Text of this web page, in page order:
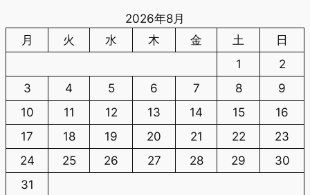
2026年8月
月
火 水 木 金 土
日
1
2
3
4 5 6 7 8
9
10
11 12 13 14 15
16
17
18 19 20 21 22
23
24
25 26 27 28 29
30
31